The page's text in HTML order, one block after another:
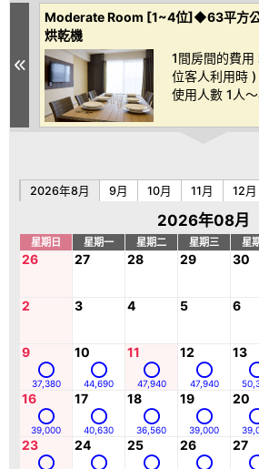
Previous
Moderate Room [1~4位]◆63平方公
烘乾機
1間房間的費用
位客人利用時 )
使用人數 1人
2026年8月 9月 10月 11月 12月
2026年08月
星期日 星期一 星期二 星期三 星
26 27 28 29 30
2 3 4 5 6
9
37,380
10
44,690
11
47,940
12
47,940
13
16
39,000
17
40,630
18
36,560
19
39,000
20
23 24 25 26 27